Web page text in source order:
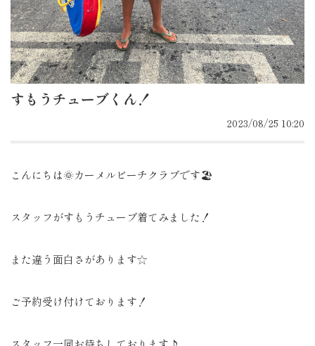
すもうチューブくん！
2023/08/25 10:20
こんにちは🌞カーメルビーチクラブです🏖️
スタッフがすもうチューブ着てみました！
また違う面白さがあります☆
ご予約受け付けております！